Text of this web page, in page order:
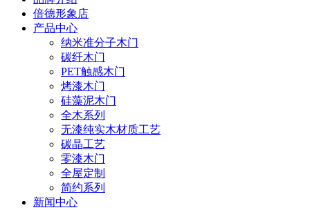
倍德形象店
产品中心
纳米准分子木门
碳纤木门
PET触感木门
烤漆木门
硅藻泥木门
全木系列
无漆纯实木材质工艺
碳晶工艺
零漆木门
全屋定制
简约系列
新闻中心